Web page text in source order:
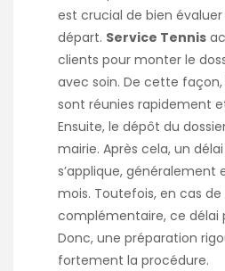
est crucial de bien
départ. Service Tennis
clients pour monter le
avec soin. De cette façon,
sont réunies rapidement
Ensuite, le dépôt du
mairie. Après cela, un
s’applique, généralement
mois. Toutefois, en cas
complémentaire, ce délai
Donc, une préparation
fortement la procédure.